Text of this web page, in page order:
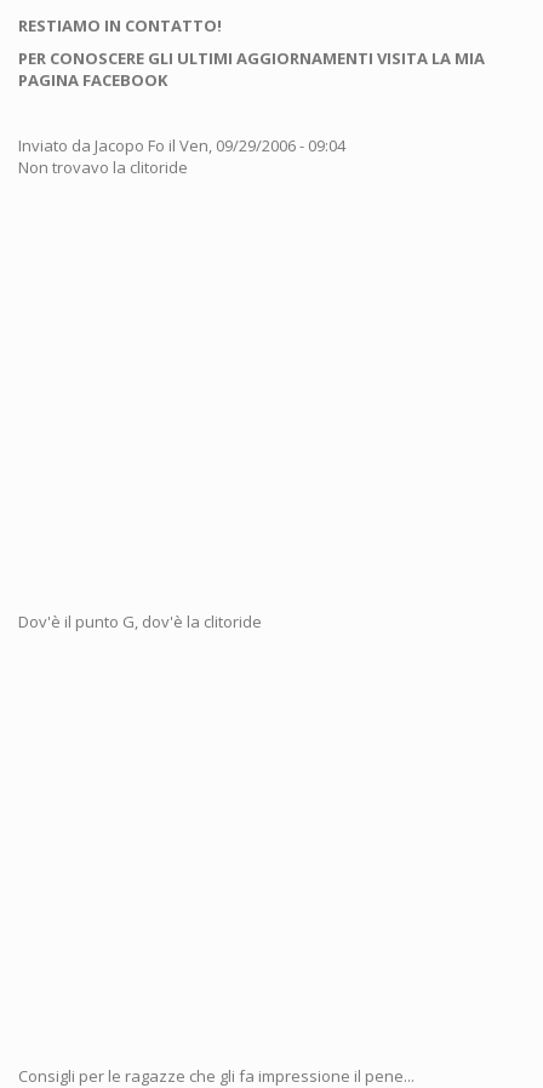
RESTIAMO IN CONTATTO!
PER CONOSCERE GLI ULTIMI AGGIORNAMENTI VISITA LA MIA
PAGINA FACEBOOK
Inviato da Jacopo Fo il Ven, 09/29/2006 - 09:04
Non trovavo la clitoride
Dov'è il punto G, dov'è la clitoride
Consigli per le ragazze che gli fa impressione il pene...